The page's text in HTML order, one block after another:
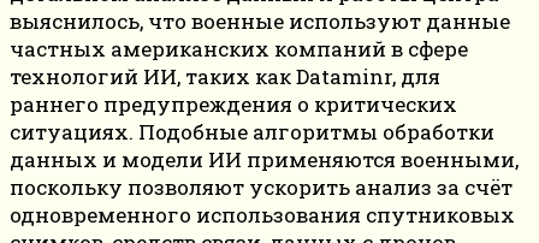
выяснилось, что военные используют данные
частных американских компаний в сфере
технологий ИИ, таких как Dataminr, для
раннего предупреждения о критических
ситуациях. Подобные алгоритмы обработки
данных и модели ИИ применяются военными,
поскольку позволяют ускорить анализ за счёт
одновременного использования спутниковых